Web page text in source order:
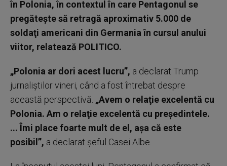
în Polonia, în contextul în care Pentagonul se
pregăteşte să retragă aproximativ 5.000 de
soldaţi americani din Germania în cursul anului
viitor, relatează POLITICO.
„Polonia ar dori acest lucru”, a declarat Trump
jurnaliştilor vineri, când a fost întrebat despre
această perspectivă. „Avem o relaţie excelentă cu
Polonia. Am o relaţie excelentă cu preşedintele.
... Îmi place foarte mult de el, aşa că este
posibil”, a declarat şeful Casei Albe.